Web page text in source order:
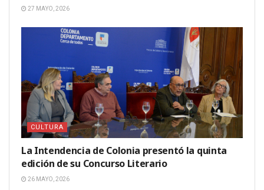
27 MAYO, 2026
CULTURA
La Intendencia de Colonia presentó la quinta
edición de su Concurso Literario
26 MAYO, 2026